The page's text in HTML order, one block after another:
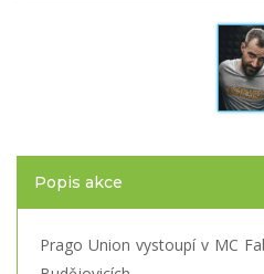
Popis akce
Prago Union vystoupí v MC